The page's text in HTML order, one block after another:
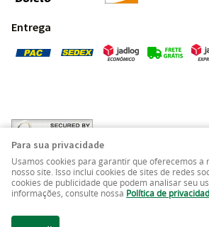
Entrega
Pedras Preciosas - Gemas da Terra -
reservados.
Para sua privacidade
Usamos cookies para garantir que oferecemos a
nosso site. Isso inclui cookies de sites de redes
cookies de publicidade que podem analisar seu
informações, consulte nossa Política de